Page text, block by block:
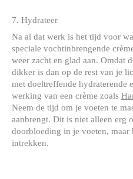
7. Hydrateer
Na al dat werk is het tijd voor
speciale vochtinbrengende
weer zacht en glad aan. Omdat
dikker is dan op de rest van je
met doeltreffende hydraterende
werking van een crème zoals
Neem de tijd om je voeten te
aanbrengt. Dit is niet alleen erg
doorbloeding in je voeten, maar
intrekken.